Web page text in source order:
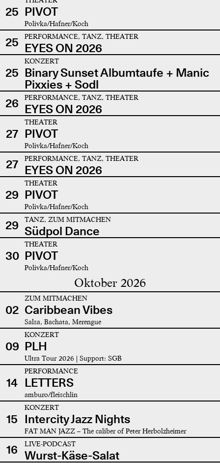
25 PIVOT
Polivka/Hafner/Koch
25 PERFORMANCE, TANZ, THEATER
EYES ON 2026
25
KONZERT
Binary Sunset Albumtaufe + Manic
Pixxies + Sodl
26
PERFORMANCE, TANZ, THEATER
EYES ON 2026
27
THEATER
PIVOT
Polivka/Hafner/Koch
27 PERFORMANCE, TANZ, THEATER
EYES ON 2026
29
THEATER
PIVOT
Polivka/Hafner/Koch
29 TANZ, ZUM MITMACHEN
Südpol Dance
30
THEATER
PIVOT
Polivka/Hafner/Koch
Oktober 2026
02
ZUM MITMACHEN
Caribbean Vibes
Salsa, Bachata, Merengue
09
KONZERT
PLH
Ultra Tour 2026 | Support: SGB
14
PERFORMANCE
LETTERS
amburo/fleischlin
15
KONZERT
Intercity Jazz Nights
FAT MAN JAZZ – The caliber of Peter Herbolzheimer
16 LIVE-PODCAST
Wurst-Käse-Salat